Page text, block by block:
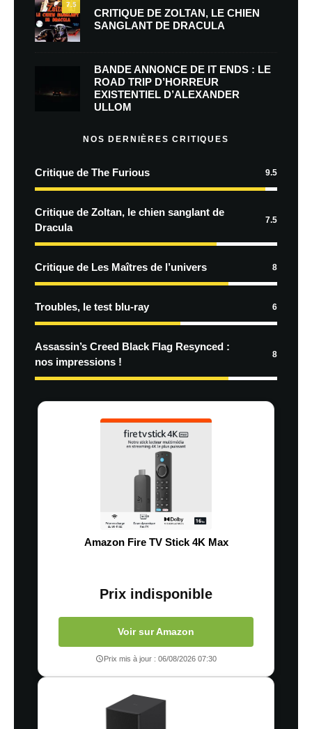
7.5
CRITIQUE DE ZOLTAN, LE CHIEN
SANGLANT DE DRACULA
BANDE ANNONCE DE IT ENDS : LE
ROAD TRIP D’HORREUR
EXISTENTIEL D’ALEXANDER
ULLOM
NOS DERNIÈRES CRITIQUES
Critique de The Furious 9.5
Critique de Zoltan, le chien sanglant de
Dracula
7.5
Critique de Les Maîtres de l’univers 8
Troubles, le test blu-ray 6
Assassin’s Creed Black Flag Resynced :
nos impressions !
8
Amazon Fire TV Stick 4K Max
Prix indisponible
Voir sur Amazon
Prix mis à jour : 06/08/2026 07:30